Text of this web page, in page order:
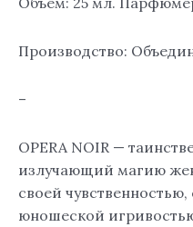
Производство:
–
OPERA NOIR —
излучающий магию
своей
юношеской
ml.